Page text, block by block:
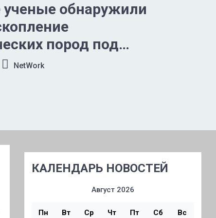
ученые обнаружили
пород под
NetWork
КАЛЕНДАРЬ НОВОСТЕЙ
Август 2026
Пн Вт Ср Чт Пт Сб Вс